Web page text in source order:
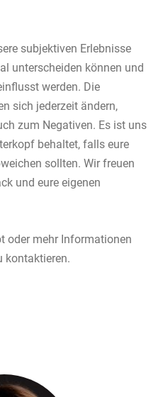
subjektiven Erlebnisse
unterscheiden können und
werden. Die
sich jederzeit ändern,
zum Negativen. Es ist uns
behaltet, falls eure
sollten. Wir freuen
und eure eigenen
oder mehr Informationen
kontaktieren.